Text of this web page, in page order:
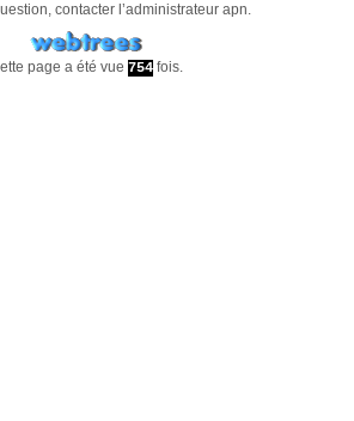
contacter l’administrateur apn.
page a été vue 754 fois.